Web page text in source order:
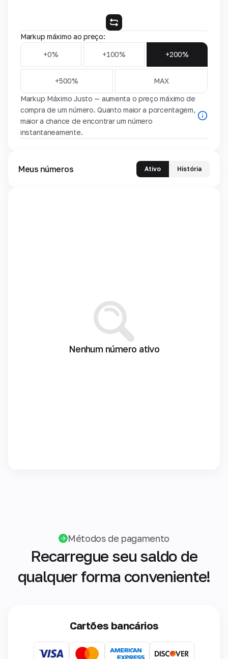
Markup máximo ao preço:
+0% +100% +200%
+500% MAX
Markup Máximo Justo — aumenta o preço máximo de
compra de um número. Quanto maior a porcentagem,
maior a chance de encontrar um número
instantaneamente.
Meus números Ativo História
Nenhum número ativo
Métodos de pagamento
Recarregue seu saldo de
qualquer forma conveniente!
Cartões bancários